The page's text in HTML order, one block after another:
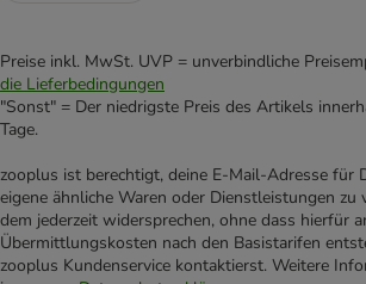
Preise inkl. MwSt. UVP = unverbindliche
die Lieferbedingungen
"Sonst" = Der niedrigste Preis des Artikels
Tage.
zooplus ist berechtigt, deine E-Mail-Adresse für
eigene ähnliche Waren oder Dienstleistungen zu
dem jederzeit widersprechen, ohne dass hierfür
Übermittlungskosten nach den Basistarifen
zooplus Kundenservice kontaktierst. Weitere